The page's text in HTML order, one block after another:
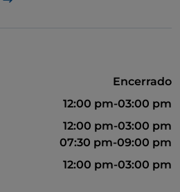
Encerrado
12:00 pm-03:00 pm
12:00 pm-03:00 pm
07:30 pm-09:00 pm
12:00 pm-03:00 pm